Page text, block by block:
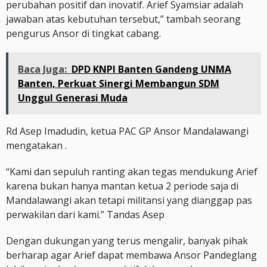
perubahan positif dan inovatif. Arief Syamsiar adalah
jawaban atas kebutuhan tersebut,” tambah seorang
pengurus Ansor di tingkat cabang.
Baca Juga: DPD KNPI Banten Gandeng UNMA
Banten, Perkuat Sinergi Membangun SDM
Unggul Generasi Muda
Rd Asep Imadudin, ketua PAC GP Ansor Mandalawangi
mengatakan .
“Kami dan sepuluh ranting akan tegas mendukung Arief
karena bukan hanya mantan ketua 2 periode saja di
Mandalawangi akan tetapi militansi yang dianggap pas
perwakilan dari kami.” Tandas Asep
Dengan dukungan yang terus mengalir, banyak pihak
berharap agar Arief dapat membawa Ansor Pandeglang